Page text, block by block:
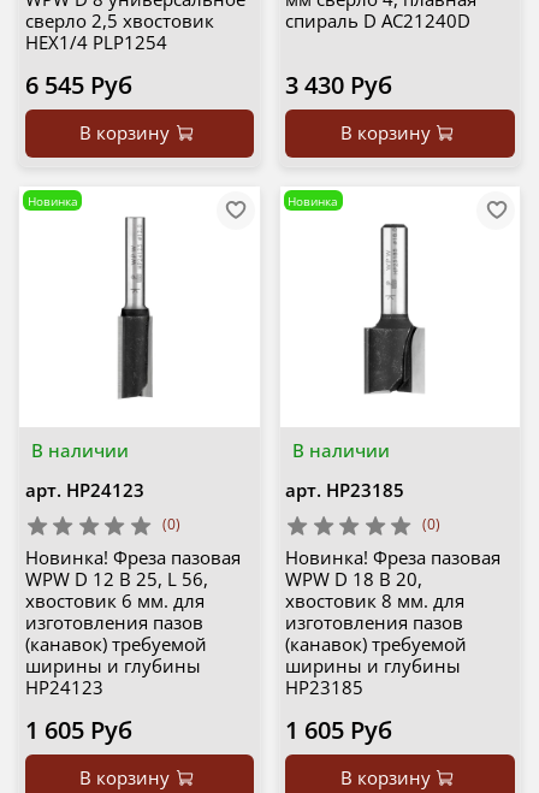
сверло 2,5 хвостовик
HEX1/4 PLP1254
6 545 Руб
В корзину
спираль D AC21240D
3 430 Руб
В корзину
В наличии
Новинка
арт. HP24123
(0)
Новинка! Фреза пазовая
WPW D 12 B 25, L 56,
хвостовик 6 мм. для
изготовления пазов
(канавок) требуемой
ширины и глубины
HP24123
1 605 Руб
В корзину
В наличии
Новинка
арт. HP23185
(0)
Новинка! Фреза пазовая
WPW D 18 B 20,
хвостовик 8 мм. для
изготовления пазов
(канавок) требуемой
ширины и глубины
HP23185
1 605 Руб
В корзину